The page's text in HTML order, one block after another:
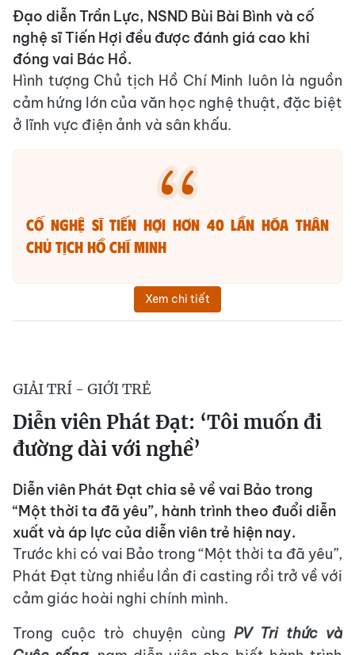
Đạo diễn Trần Lực, NSND Bùi Bài Bình và cố
nghệ sĩ Tiến Hợi đều được đánh giá cao khi
đóng vai Bác Hồ.
Hình tượng Chủ tịch Hồ Chí Minh luôn là nguồn
cảm hứng lớn của văn học nghệ thuật, đặc biệt
ở lĩnh vực điện ảnh và sân khấu.
Cố nghệ sĩ Tiến Hợi hơn 40 lần hóa thân
Chủ tịch Hồ Chí Minh
Xem chi tiết
GIẢI TRÍ - GIỚI TRẺ
Diễn viên Phát Đạt: ‘Tôi muốn đi
đường dài với nghề’
Diễn viên Phát Đạt chia sẻ về vai Bảo trong
“Một thời ta đã yêu”, hành trình theo đuổi diễn
xuất và áp lực của diễn viên trẻ hiện nay.
Trước khi có vai Bảo trong “Một thời ta đã yêu”,
Phát Đạt từng nhiều lần đi casting rồi trở về với
cảm giác hoài nghi chính mình.
Trong cuộc trò chuyện cùng PV Tri thức và